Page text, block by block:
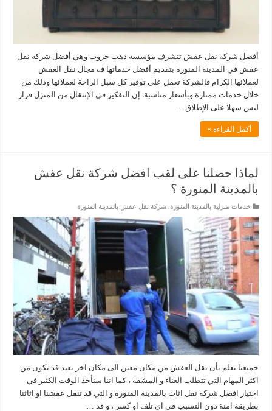
أفضل شركة نقل عفش تتشرف مؤسسة دهب جروب وهي أفضل شركة نقل
عفش في المدينة المنورة بتقديم أفضل خدماتها ف مجال نقل العفش
لعملائها الكرام فالشركة تعمل على توفير كل سبل الراحة لعملائها وذلك من
خلال خدمات ممتازة وبأسعار مناسبة. إن التفكير في الإنتقال من المنزل قرار
ليس سهلا على الإطلاق …
أكمل القراءة »
لماذا حصلنا على لقب افضل شركة نقل عفش
بالمدينة المنورة ؟
خدمات منزلية بالمدينة المنورة,شركة نقل عفش بالمدينة المنورة
جميعنا نعلم بأن نقل العفش من مكان معين الى مكان اخر بعيد قد يكون من
اكثر المهام التي تتطلب العناء و المشقة ، كما اننا سنأخذ الوقت الكثير في
اختيار افضل شركة نقل اثاث بالمدينة المنورة و التي قد تنقل عفشنا او اثاثنا
بطريقة امنة دون التسبب في اي تلف او كسر ، و قد …